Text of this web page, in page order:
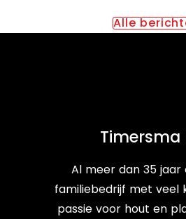
Alle
Timersma
Al meer dan 35
familiebedrijf met veel
passie voor hout en